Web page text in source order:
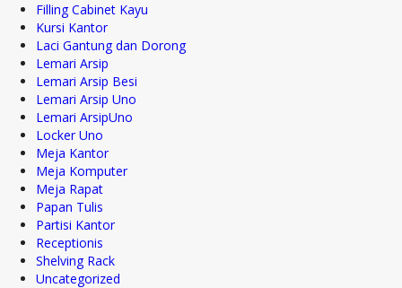
Filling Cabinet Kayu
Kursi Kantor
Laci Gantung dan Dorong
Lemari Arsip
Lemari Arsip Besi
Lemari Arsip Uno
Lemari ArsipUno
Locker Uno
Meja Kantor
Meja Komputer
Meja Rapat
Papan Tulis
Partisi Kantor
Receptionis
Shelving Rack
Uncategorized